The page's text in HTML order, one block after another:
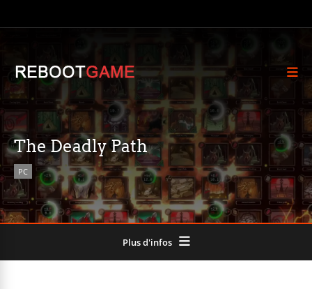
The Deadly Path
PC
Plus d'infos